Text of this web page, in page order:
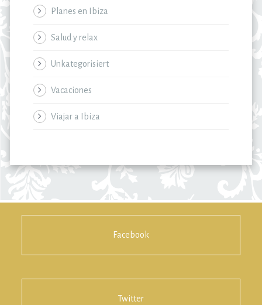
Planes en Ibiza
Salud y relax
Unkategorisiert
Vacaciones
Viajar a Ibiza
Facebook
Twitter